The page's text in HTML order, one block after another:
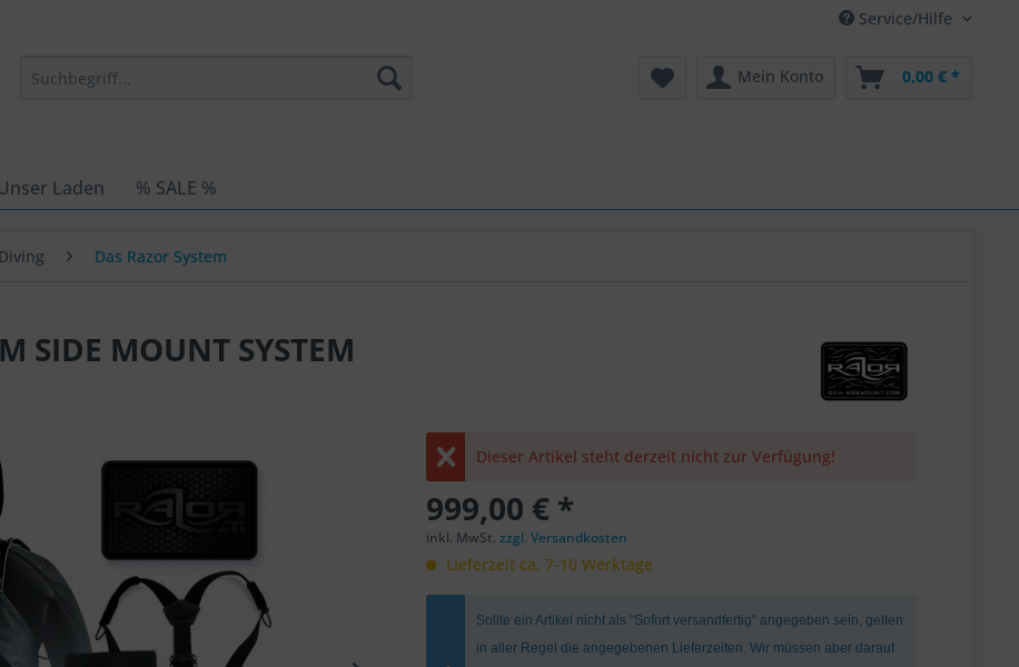
Service/Hilfe
Mein Konto 0,00 € *
Laden % SALE %
Das Razor System
SIDE MOUNT SYSTEM
Dieser Artikel steht derzeit nicht zur Verfügung!
999,00 € *
inkl. MwSt.zzgl. Versandkosten
Lieferzeit ca. 7-10 Werktage
Sollte ein Artikel nicht als "Sofort versandfertig" angegeben sein, gelten
in aller Regel die angegebenen Lieferzeiten. Wir müssen aber darauf